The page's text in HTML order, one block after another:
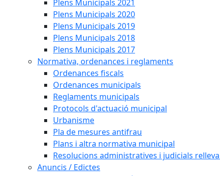
Plens Municipals 2021
Plens Municipals 2020
Plens Municipals 2019
Plens Municipals 2018
Plens Municipals 2017
Normativa, ordenances i reglaments
Ordenances fiscals
Ordenances municipals
Reglaments municipals
Protocols d'actuació municipal
Urbanisme
Pla de mesures antifrau
Plans i altra normativa municipal
Resolucions administratives i judicials
Anuncis / Edictes